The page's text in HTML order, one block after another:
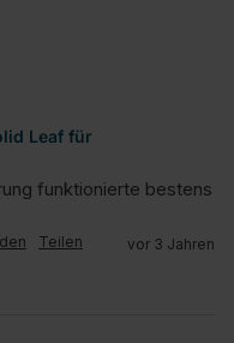
Leaf für
funktionierte bestens
Teilen vor 3 Jahren